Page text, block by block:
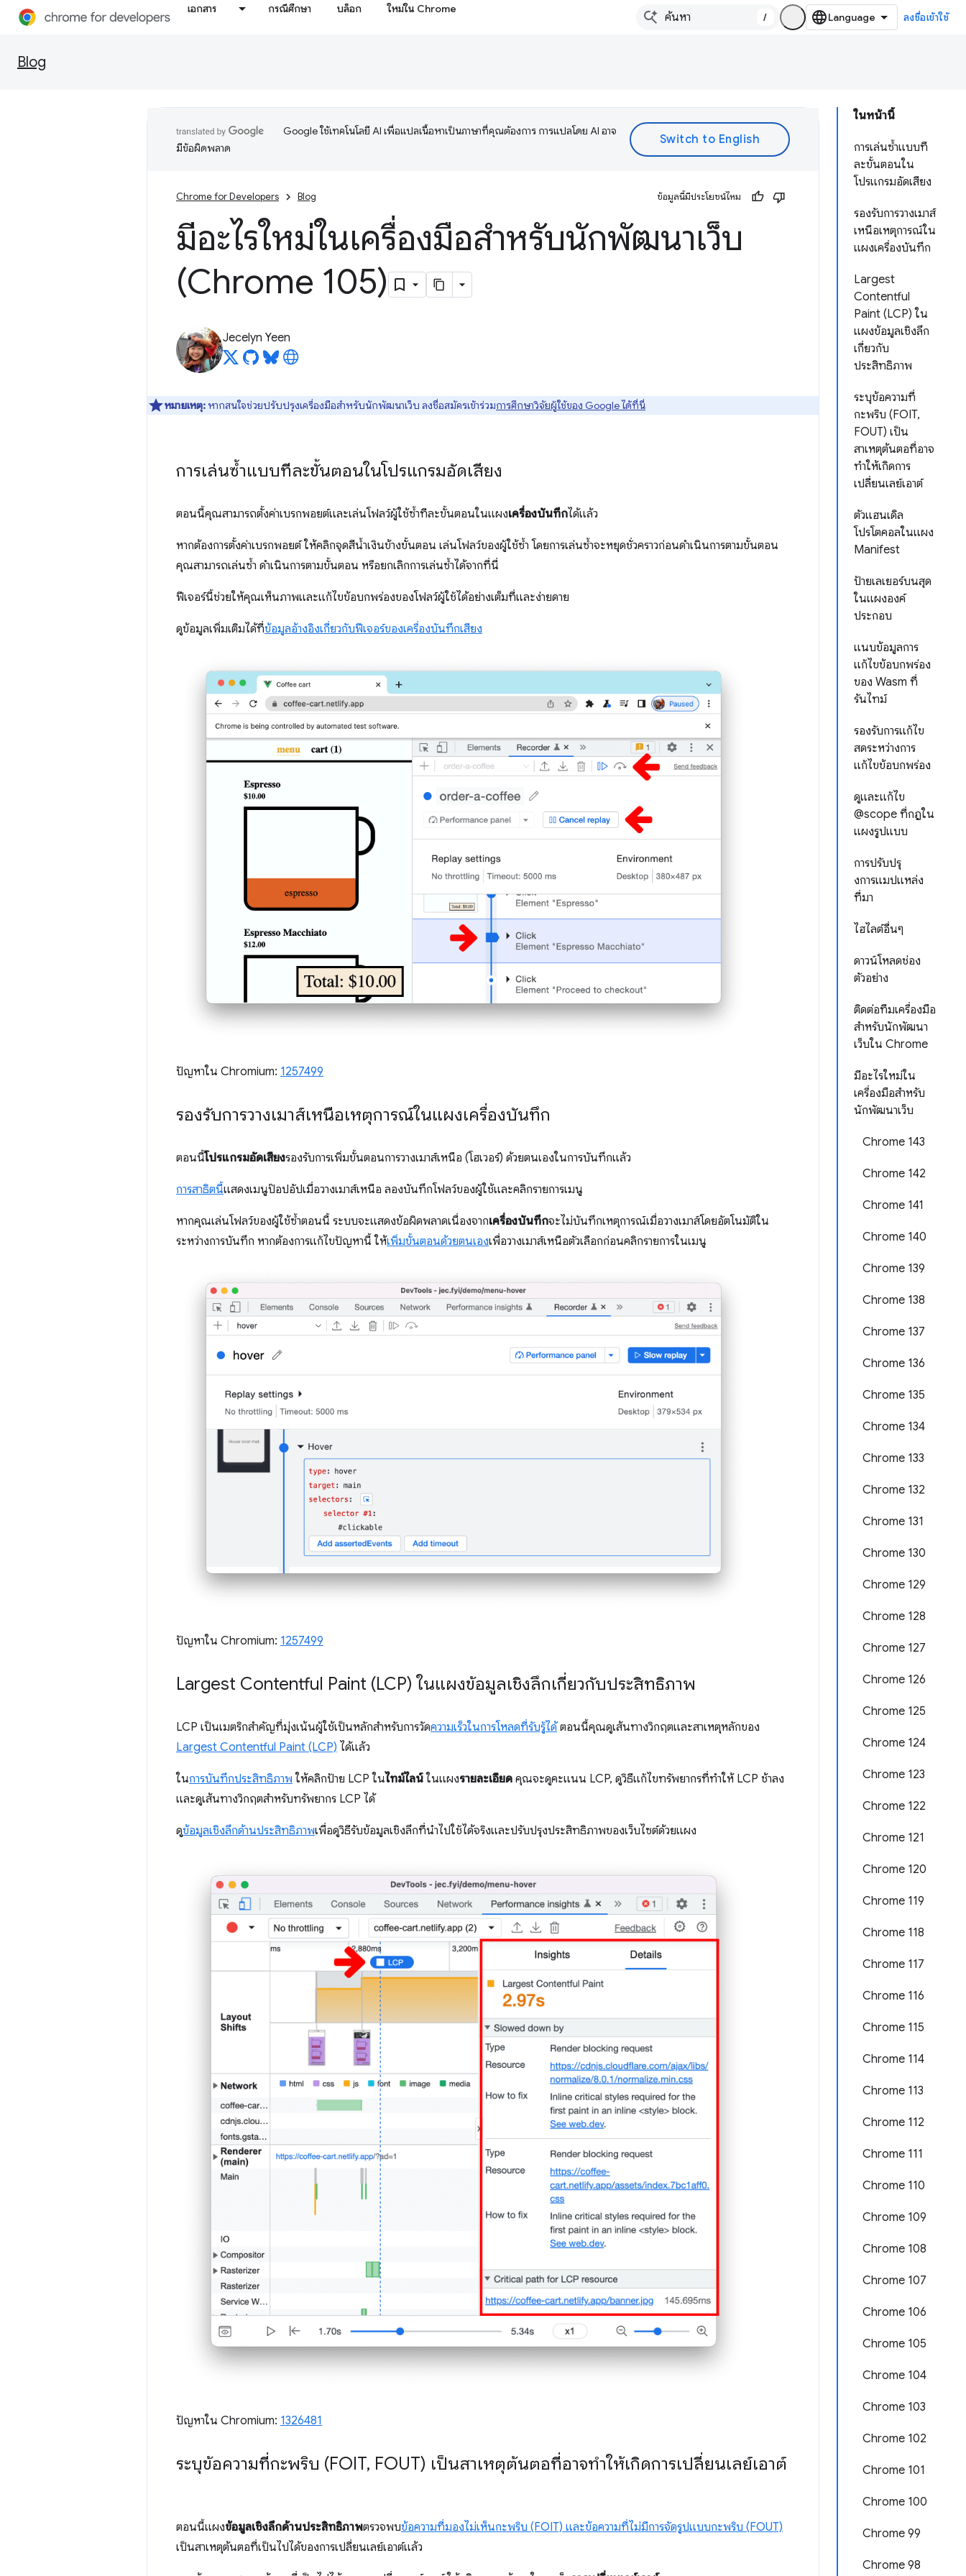
เอกสาร กรณีศึกษา บล็อก ใหม่ใน Chrome
/ ลงชื่อเข้าใช้
Blog
ในหน้านี้
การเล่นซ้ำแบบที
ละขั้นตอนใน
โปรแกรมอัดเสียง
รองรับการวางเมาส์
เหนือเหตุการณ์ใน
แผงเครื่องบันทึก
Largest
Contentful
Paint (LCP) ใน
แผงข้อมูลเชิงลึก
เกี่ยวกับ
ประสิทธิภาพ
ระบุข้อความที่
กะพริบ (FOIT,
FOUT) เป็น
สาเหตุต้นตอที่อาจ
ทำให้เกิดการ
เปลี่ยนเลย์เอาต์
ตัวแฮนเดิล
โปรโตคอลในแผง
Manifest
ป้ายเลเยอร์บนสุด
ในแผงองค์
ประกอบ
แนบข้อมูลการ
แก้ไขข้อบกพร่อง
ของ Wasm ที่
รันไทม์
รองรับการแก้ไข
สดระหว่างการ
แก้ไขข้อบกพร่อง
ดูและแก้ไข
@scope ที่กฎใน
แผงรูปแบบ
การปรับปรุ
งการแมปแหล่ง
ที่มา
ไฮไลต์อื่นๆ
ดาวน์โหลดช่อง
ตัวอย่าง
ติดต่อทีมเครื่องมือ
สำหรับนักพัฒนา
เว็บใน Chrome
มีอะไรใหม่ใน
เครื่องมือสำหรับ
นักพัฒนาเว็บ
Chrome 143
Chrome 142
Chrome 141
Chrome 140
Chrome 139
Chrome 138
Chrome 137
Chrome 136
Chrome 135
Chrome 134
Chrome 133
Chrome 132
Chrome 131
Chrome 130
Chrome 129
Chrome 128
Chrome 127
Chrome 126
Chrome 125
Chrome 124
Chrome 123
Chrome 122
Chrome 121
Chrome 120
Chrome 119
Chrome 118
Chrome 117
Chrome 116
Chrome 115
Chrome 114
Chrome 113
Chrome 112
Chrome 111
Chrome 110
Chrome 109
Chrome 108
Chrome 107
Chrome 106
Chrome 105
Chrome 104
Chrome 103
Chrome 102
Chrome 101
Chrome 100
Chrome 99
Chrome 98
Google ใช้เทคโนโลยี AI เพื่อแปลเนื้อหาเป็นภาษาที่คุณต้องการ การแปลโดย AI อาจ
มีข้อผิดพลาด
Chrome for Developers Blog ข้อมูลนี้มีประโยชน์ไหม
มีอะไรใหม่ในเครื่องมือสำหรับนักพัฒนาเว็บ
(Chrome 105)
Jecelyn Yeen
หมายเหตุ: หากสนใจช่วยปรับปรุงเครื่องมือสำหรับนักพัฒนาเว็บ ลงชื่อสมัครเข้าร่วมการศึกษาวิจัยผู้ใช้ของ Google ได้ที่นี่
การเล่นซ้ำแบบทีละขั้นตอนในโปรแกรมอัดเสียง
ตอนนี้คุณสามารถตั้งค่าเบรกพอยต์และเล่นโฟลว์ผู้ใช้ซ้ำทีละขั้นตอนในแผงเครื่องบันทึกได้แล้ว
หากต้องการตั้งค่าเบรกพอยต์ ให้คลิกจุดสีน้ำเงินข้างขั้นตอน เล่นโฟลว์ของผู้ใช้ซ้ำ โดยการเล่นซ้ำจะหยุดชั่วคราวก่อนดำเนินการตามขั้นตอน
คุณสามารถเล่นซ้ำ ดำเนินการตามขั้นตอน หรือยกเลิกการเล่นซ้ำได้จากที่นี่
ฟีเจอร์นี้ช่วยให้คุณเห็นภาพและแก้ไขข้อบกพร่องของโฟลว์ผู้ใช้ได้อย่างเต็มที่และง่ายดาย
ดูข้อมูลเพิ่มเติมได้ที่ข้อมูลอ้างอิงเกี่ยวกับฟีเจอร์ของเครื่องบันทึกเสียง
ปัญหาใน Chromium: 1257499
รองรับการวางเมาส์เหนือเหตุการณ์ในแผงเครื่องบันทึก
ตอนนี้โปรแกรมอัดเสียงรองรับการเพิ่มขั้นตอนการวางเมาส์เหนือ (โฮเวอร์) ด้วยตนเองในการบันทึกแล้ว
การสาธิตนี้แสดงเมนูป๊อปอัปเมื่อวางเมาส์เหนือ ลองบันทึกโฟลว์ของผู้ใช้และคลิกรายการเมนู
หากคุณเล่นโฟลว์ของผู้ใช้ซ้ำตอนนี้ ระบบจะแสดงข้อผิดพลาดเนื่องจากเครื่องบันทึกจะไม่บันทึกเหตุการณ์เมื่อวางเมาส์โดยอัตโนมัติใน
ระหว่างการบันทึก หากต้องการแก้ไขปัญหานี้ ให้เพิ่มขั้นตอนด้วยตนเองเพื่อวางเมาส์เหนือตัวเลือกก่อนคลิกรายการในเมนู
ปัญหาใน Chromium: 1257499
Largest Contentful Paint (LCP) ในแผงข้อมูลเชิงลึกเกี่ยวกับประสิทธิภาพ
LCP เป็นเมตริกสำคัญที่มุ่งเน้นผู้ใช้เป็นหลักสำหรับการวัดความเร็วในการโหลดที่รับรู้ได้ตอนนี้คุณดูเส้นทางวิกฤตและสาเหตุหลักของ
Largest Contentful Paint (LCP) ได้แล้ว
ในการบันทึกประสิทธิภาพ ให้คลิกป้าย LCP ในไทม์ไลน์ ในแผงรายละเอียด คุณจะดูคะแนน LCP, ดูวิธีแก้ไขทรัพยากรที่ทำให้ LCP ช้าลง
และดูเส้นทางวิกฤตสำหรับทรัพยากร LCP ได้
ดูข้อมูลเชิงลึกด้านประสิทธิภาพเพื่อดูวิธีรับข้อมูลเชิงลึกที่นําไปใช้ได้จริงและปรับปรุงประสิทธิภาพของเว็บไซต์ด้วยแผง
ปัญหาใน Chromium: 1326481
ระบุข้อความที่กะพริบ (FOIT, FOUT) เป็นสาเหตุต้นตอที่อาจทำให้เกิดการเปลี่ยนเลย์เอาต์
ตอนนี้แผงข้อมูลเชิงลึกด้านประสิทธิภาพตรวจพบข้อความที่มองไม่เห็นกะพริบ (FOIT) และข้อความที่ไม่มีการจัดรูปแบบกะพริบ (FOUT)
เป็นสาเหตุต้นตอที่เป็นไปได้ของการเปลี่ยนเลย์เอาต์แล้ว